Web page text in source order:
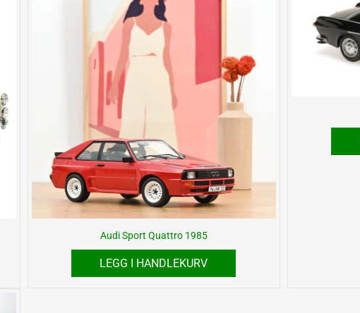
Audi Sport Quattro 1985
LEGG I HANDLEKURV